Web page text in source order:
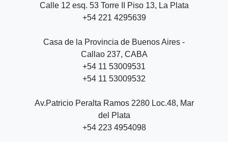
Calle 12 esq. 53 Torre II Piso 13, La Plata
+54 221 4295639
Casa de la Provincia de Buenos Aires -
Callao 237, CABA
+54 11 53009531
+54 11 53009532
Av.Patricio Peralta Ramos 2280 Loc.48, Mar
del Plata
+54 223 4954098